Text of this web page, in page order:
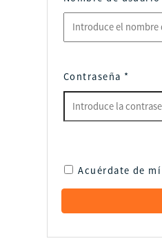
Contraseña *
Acuérdate de mí